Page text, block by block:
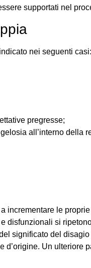
supportati nel
nei seguenti casi:
pregresse;
all’interno della
incrementare le
disfunzionali si
significato del
Un ulteriore